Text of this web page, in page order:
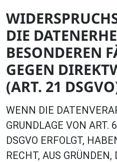
DIE
BESONDEREN
GEGEN
(ART. 21
WENN DIE
GRUNDLAGE VON ART.
DSGVO ERFOLGT,
RECHT, AUS